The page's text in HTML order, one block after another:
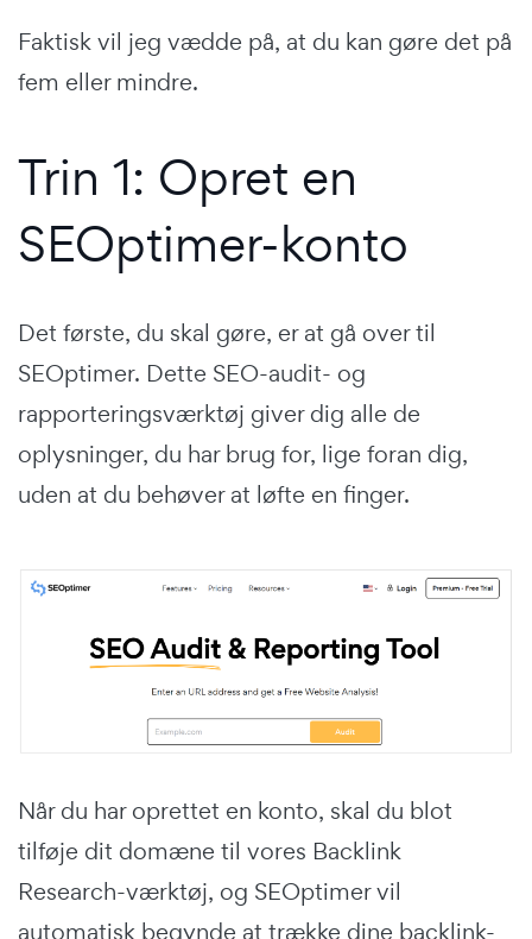
Faktisk vil jeg vædde på, at du kan gøre det på
fem eller mindre.
Trin 1: Opret en
SEOptimer-konto
Det første, du skal gøre, er at gå over til
SEOptimer. Dette SEO-audit- og
rapporteringsværktøj giver dig alle de
oplysninger, du har brug for, lige foran dig,
uden at du behøver at løfte en finger.
Når du har oprettet en konto, skal du blot
tilføje dit domæne til vores Backlink
Research-værktøj, og SEOptimer vil
automatisk begynde at trække dine backlink-